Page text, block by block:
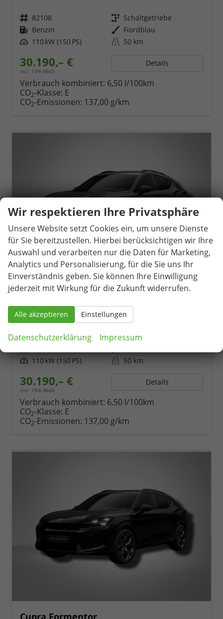
Fahrzeugnr. 82108 Getriebe Schaltgetriebe
Kraftstoff Benzin Außenfarbe Fiordblau
Leistung 110 kW (150 PS) Kilometerstand 50 km
30.190,– €
incl. 19% MwSt.
Details
Verbrauch kombiniert: 6,50 l/100km
CO2-Klasse: E
CO2-Emissionen: 137,00 g/km
1.5 TSI 6-Gang-Schaltgetriebe
unverbindliche Lieferzeit:14 Tage Neuwagen
Fahrzeugnr. 82109 GetriebeSchaltgetriebe
Leistung 110 kW (150 PS) Kilometerstand 50 km
30.190,– €
incl. 19% MwSt.
Details
Verbrauch kombiniert: 6,50 l/100km
CO2-Klasse: E
CO2-Emissionen: 137,00 g/km
Cupra Formentor
Wir respektieren Ihre Privatsphäre
Unsere Website setzt Cookies ein, um unsere Dienste
für Sie bereitzustellen. Hierbei berücksichtigen wir Ihre
Auswahl und verarbeiten nur die Daten für Marketing,
Analytics und Personalisierung, für die Sie uns Ihr
Einverständnis geben. Sie können Ihre Einwilligung
jederzeit mit Wirkung für die Zukunft widerrufen.
Alle akzeptieren Einstellungen
Datenschutzerklärung Impressum